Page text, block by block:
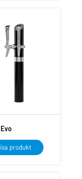
produkt